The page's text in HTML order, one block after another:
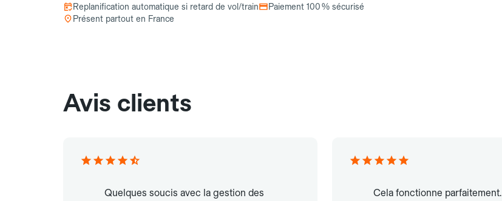
Replanification automatique si retard de vol/train
Paiement 100 % sécurisé
Présent partout en France
Avis clients
Quelques soucis avec la gestion des
Cela fonctionne parfaitement.